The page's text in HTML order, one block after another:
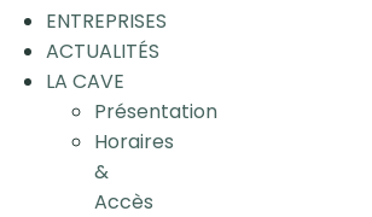
ENTREPRISES
ACTUALITÉS
LA CAVE
Présentation
Horaires
&
Accès